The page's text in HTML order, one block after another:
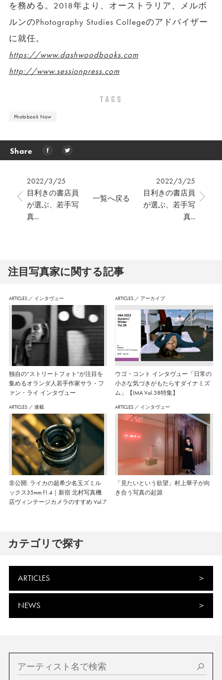
を務める。2018年より、オーストラリア、メルボ
ルンのPhotography Studies Collegeのアドバイザー
に就任。
https://www.dashwoodbooks.com
http://www.sessionpress.com
TAGS
Photobook Now
Share
2022/3/25
目利きの書店員
が選ぶ、若手写
真...
2022/3/25
目利きの書店員
が選ぶ、若手写
真...
一覧へ戻る
注⽬写真家に関する記事
ARTICLES ／ インタヴュー
独自の“ストリートフォト”が注目を
集めるオランダ人若手作家サラ・フ
ァン・ライ インタヴュー
ARTICLES ／ アーカイブ
ウゴ・コント インタヴュー「日常の
小さな気づきがもたらすダイナミズ
ム」【IMA Vol.38特集】
ARTICLES ／ 連載
非公開: ライカの超希少名玉ズミル
ックス35mm f1.4｜新宿 北村写真機
店ヴィンテージカメラのすすめ Vol.7
ARTICLES ／ インタヴュー
「見たいという欲望」村上華子が向
き合う写真の起源
カテゴリで探す
ARTICLES
NEWS